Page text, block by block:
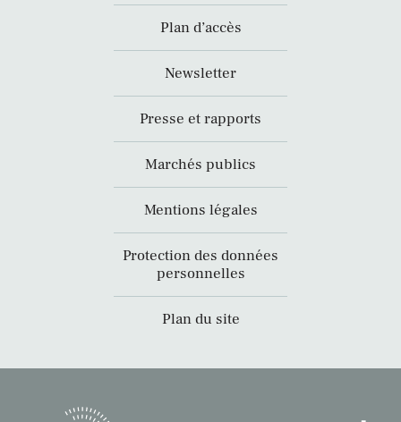
Plan d’accès
Newsletter
Presse et rapports
Marchés publics
Mentions légales
Protection des données
personnelles
Plan du site